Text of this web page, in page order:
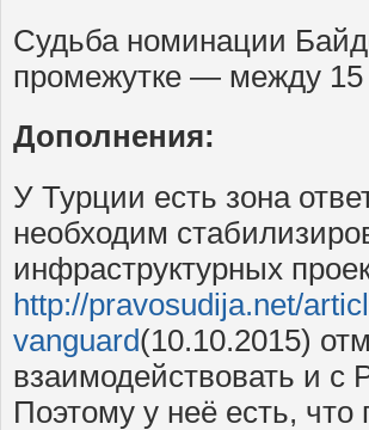
Судьба номинации
промежутке — между 15
Дополнения:
У Турции есть зона
необходим
инфраструктурных
http://pravosudija.net/
vanguard(10.10.2015)
взаимодействовать и
Поэтому у неё есть,